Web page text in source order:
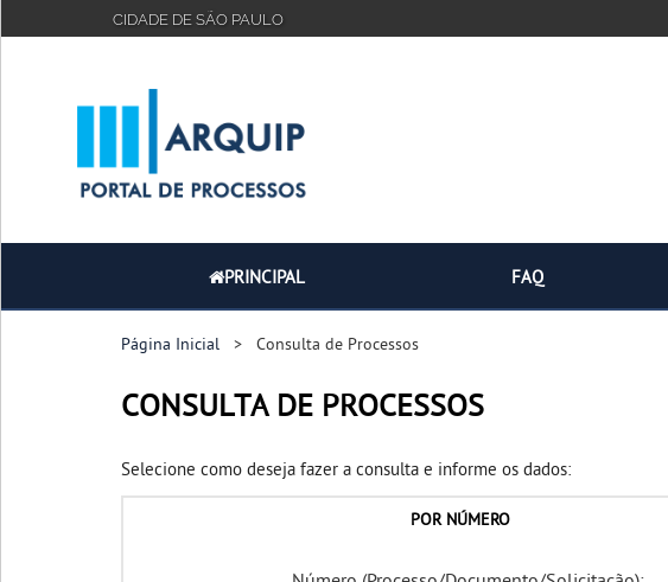
CIDADE DE SÃO PAULO
PRINCIPAL FAQ
Página Inicial > Consulta de Processos
CONSULTA DE PROCESSOS
Selecione como deseja fazer a consulta e informe os dados:
POR NÚMERO